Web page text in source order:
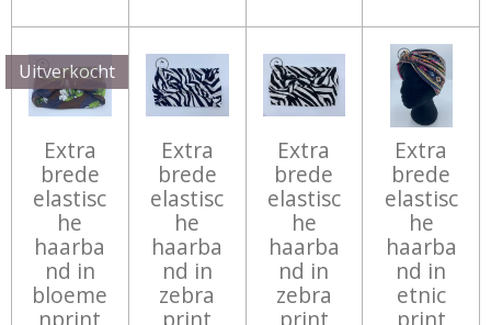
Uitverkocht
Extra
brede
elastisc
he
haarba
nd in
bloeme
nprint
Extra
brede
elastisc
he
haarba
nd in
zebra
print
Extra
brede
elastisc
he
haarba
nd in
zebra
print
Extra
brede
elastisc
he
haarba
nd in
etnic
print